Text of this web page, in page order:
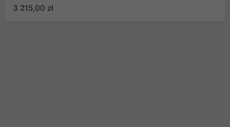
IP DisplayPort 4K z 1
3 215,00 zł